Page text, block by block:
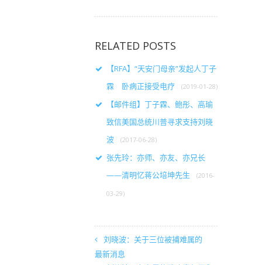
RELATED POSTS
【RFA】“天安门母亲”发起人丁子
霖 卧病正接受电疗
(2019-01-28)
【邮件组】丁子霖、鲍彤、高瑜
致信美国总统川普寻求支持刘晓
波
(2017-06-28)
张先玲：亦师、亦友、亦兄长
——清明忆蒋公培坤先生
(2016-
03-29)
刘晓波：关于三位被捕难属的
最新消息